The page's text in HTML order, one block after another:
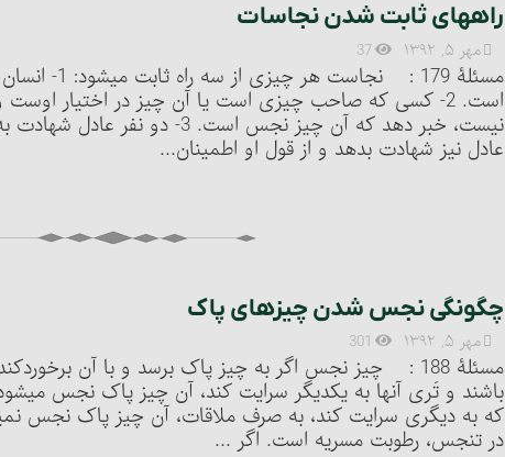
راههای ثابت شدن نجاسات
مهر ۵, ۱۳۹۲ 37
مسئلۀ 179 :
است. 2- کسی که صاحب چیزی است یا آن چیز در اختیار
نیست، خبر دهد که آن چیز نجس است.
عادل نیز شهادت بدهد و از قول او اطمینان...
چگونگی نجس شدن چیزهای پاک‏
مهر ۵, ۱۳۹۲ 301
مسئلۀ 188 : چیز نجس اگر به چیز پاک برسد و با آن
باشند و تَری آنها به یکدیگر سرایت کند، آن چیز پاک نجس
در تنجس، رطوبت مسریه است. اگر ...